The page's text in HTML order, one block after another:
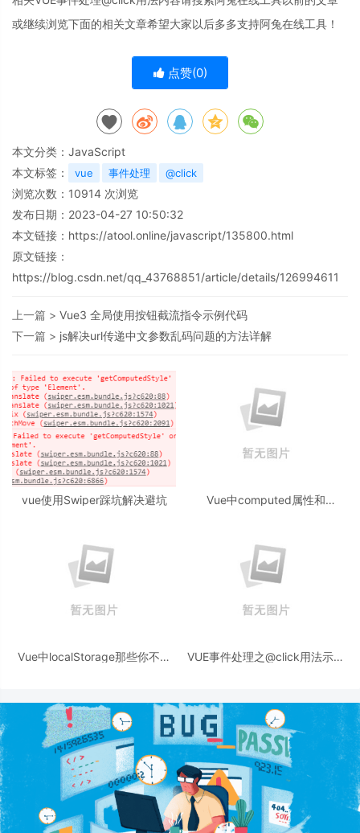
或继续浏览下面的相关文章希望大家以后多多支持阿兔在线工具！
点赞(0)
本文分类： JavaScript
本文标签：
vue 事件处理 @click
浏览次数： 10914 次浏览
发布日期：2023-04-27 10:50:32
本文链接： https://atool.online/javascript/135800.html
原文链接：
https://blog.csdn.net/qq_43768851/article/details/126994611
上一篇 > Vue3 全局使用按钮截流指令示例代码
下一篇 > js解决url传递中文参数乱码问题的方法详解
vue使用Swiper踩坑解决避坑
Vue中computed属性和
Vue中localStorage那些你不知
VUE事件处理之@click用法示例